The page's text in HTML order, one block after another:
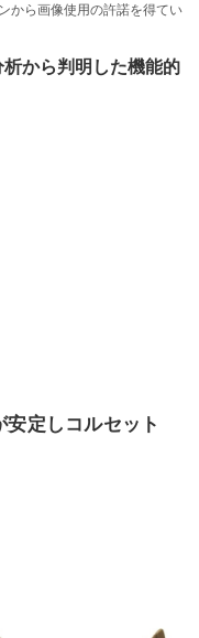
から画像使用の許諾を得てい
から判明した機能的
定しコルセット